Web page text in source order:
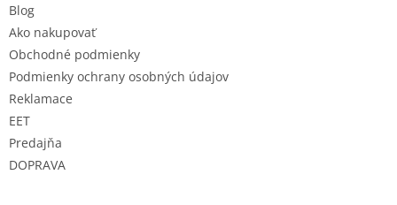
Blog
Ako nakupovať
Obchodné podmienky
Podmienky ochrany osobných údajov
Reklamace
EET
Predajňa
DOPRAVA